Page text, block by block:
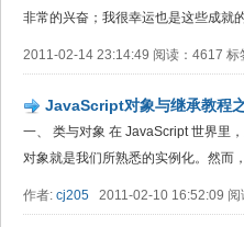
非常的兴奋；我很幸运也是这些成就
2011-02-14 23:14:49 阅读：4617 标
JavaScript对象与继承教程
一、 类与对象 在 JavaScript 世界里
对象就是我们所熟悉的实例化。然而
作者: cj205 2011-02-10 16:52:09 阅